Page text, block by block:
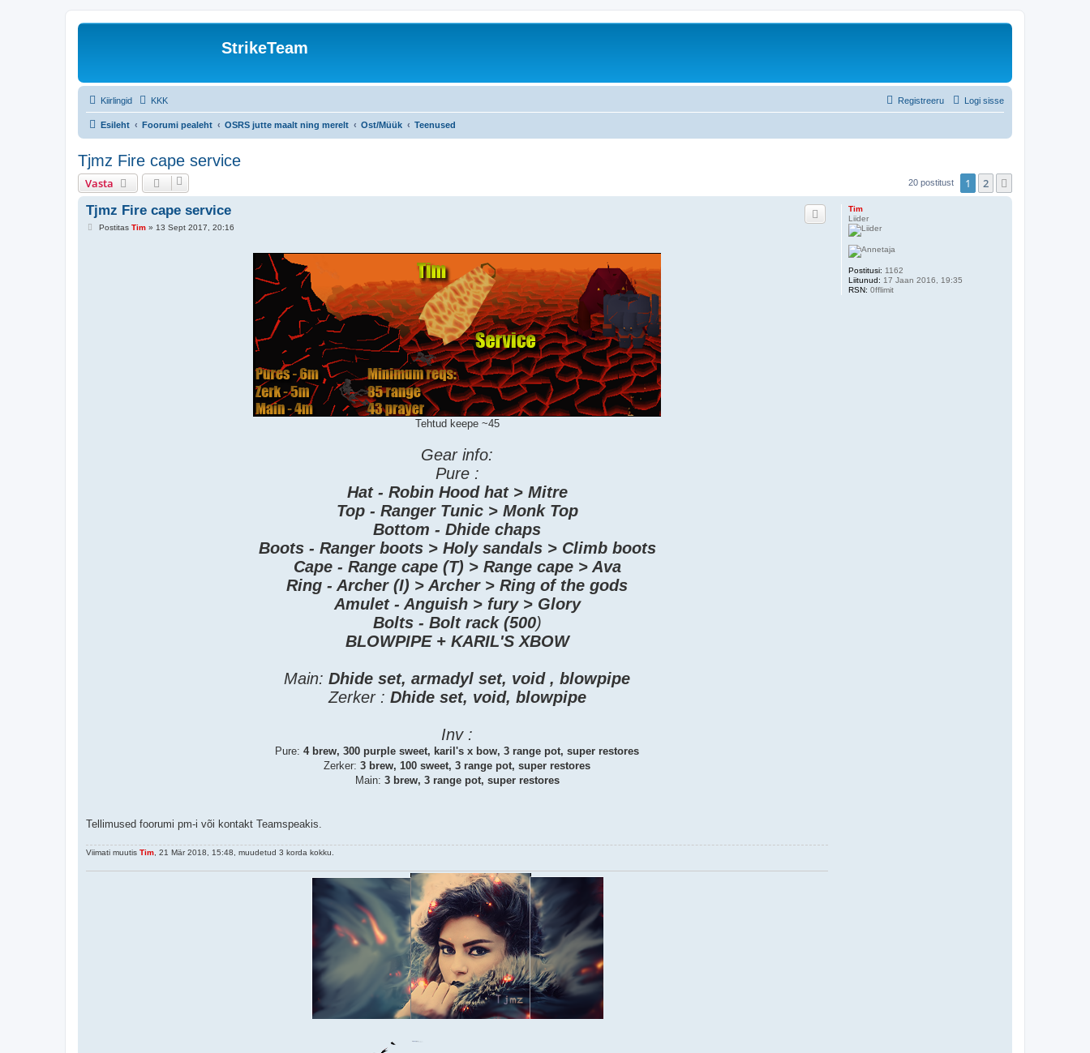
StrikeTeam
Kiirlingid KKK Logi sisse
Registreeru
Esileht Foorumi pealeht OSRS jutte maalt ning merelt Ost/Müük Teenused
Tjmz Fire cape service
Vasta 20 postitust 1 2
Tim
Liider
Postitusi: 1162
Liitunud: 17 Jaan 2016, 19:35
RSN: 0fflimit
Tjmz Fire cape service
PPostitas Tim» 13 Sept 2017, 20:16
Tehtud keepe ~45
Gear info:
Pure :
Hat - Robin Hood hat > Mitre
Top - Ranger Tunic > Monk Top
Bottom - Dhide chaps
Boots - Ranger boots > Holy sandals > Climb boots
Cape - Range cape (T) > Range cape > Ava
Ring - Archer (I) > Archer > Ring of the gods
Amulet - Anguish > fury > Glory
Bolts - Bolt rack (500)
BLOWPIPE + KARIL'S XBOW
Main: Dhide set, armadyl set, void , blowpipe
Zerker : Dhide set, void, blowpipe
Inv :
Pure: 4 brew, 300 purple sweet, karil's x bow, 3 range pot, super restores
Zerker: 3 brew, 100 sweet, 3 range pot, super restores
Main: 3 brew, 3 range pot, super restores
Tellimused foorumi pm-i või kontakt Teamspeakis.
Viimati muutis Tim , 21 Mär 2018, 15:48, muudetud 3 korda kokku.